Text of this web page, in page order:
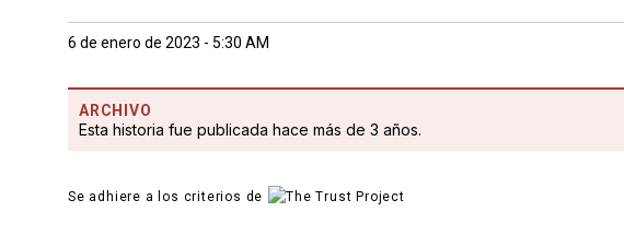
6 de enero de 2023 - 5:30 AM
ARCHIVO
Esta historia fue publicada hace más de 3 años.
Se adhiere a los criterios de